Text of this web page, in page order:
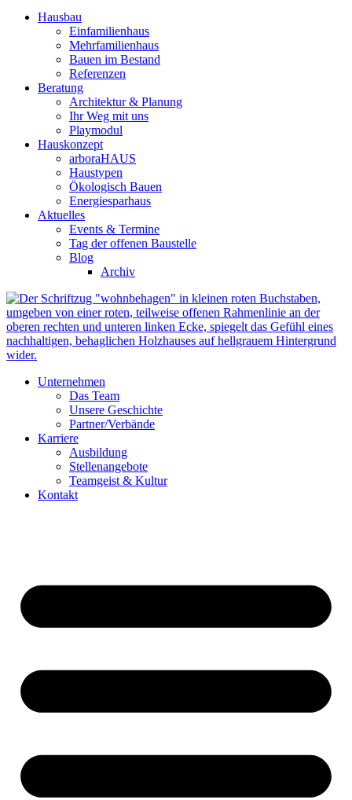
Hausbau
Einfamilienhaus
Mehrfamilienhaus
Bauen im Bestand
Referenzen
Beratung
Architektur & Planung
Ihr Weg mit uns
Playmodul
Hauskonzept
arboraHAUS
Haustypen
Ökologisch Bauen
Energiesparhaus
Aktuelles
Events & Termine
Tag der offenen Baustelle
Blog
Archiv
Unternehmen
Das Team
Unsere Geschichte
Partner/Verbände
Karriere
Ausbildung
Stellenangebote
Teamgeist & Kultur
Kontakt